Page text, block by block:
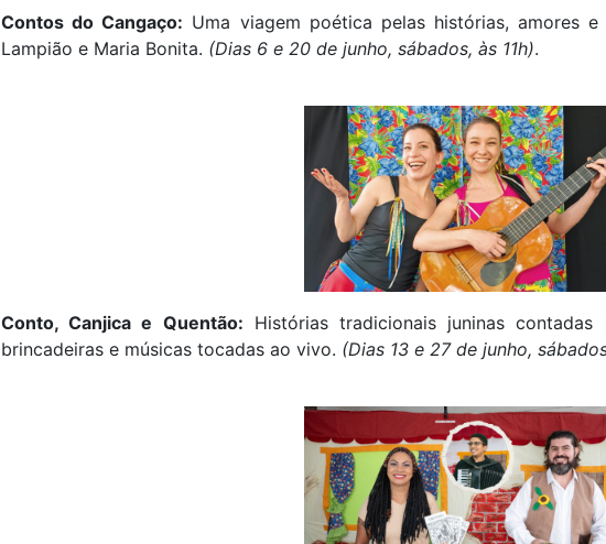
Contos do Cangaço: Uma viagem poética pelas histórias, amores
Lampião e Maria Bonita. (Dias 6 e 20 de junho, sábados, às 11h).
Conto, Canjica e Quentão: Histórias tradicionais juninas
brincadeiras e músicas tocadas ao vivo. (Dias 13 e 27 de junho,